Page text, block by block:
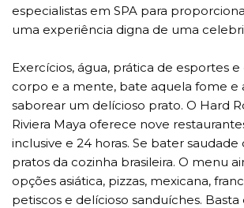
especialistas em SPA para
uma experiência digna de uma
Exercícios, água, prática de esportes
corpo e a mente, bate aquela fome e
saborear um delícioso prato. O Hard
Riviera Maya oferece nove
inclusive e 24 horas. Se bater saudade
pratos da cozinha brasileira. O menu
opções asiática, pizzas, mexicana,
petiscos e delícioso sanduíches. Basta